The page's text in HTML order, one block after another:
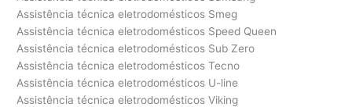
Assistência técnica eletrodomésticos Smeg
Assistência técnica eletrodomésticos Speed Queen
Assistência técnica eletrodomésticos Sub Zero
Assistência técnica eletrodomésticos Tecno
Assistência técnica eletrodomésticos U-line
Assistência técnica eletrodomésticos Viking